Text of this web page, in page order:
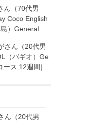
ん（70代男
Coco English
）General En
目リピータ
ピン留学
さん（20代男
（バギオ）Ge
ース 12週間|
ん（20代男